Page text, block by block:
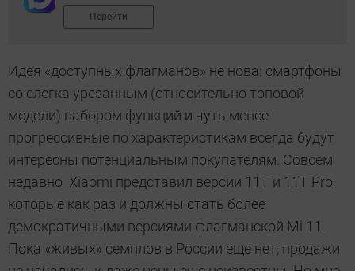
Перейти
Идея «доступных флагманов» не нова: смартфоны
со слегка урезанным (относительно топовой
модели) набором функций и чуть менее
прогрессивные по характеристикам всегда будут
интересны потенциальным покупателям. Совсем
недавно Xiaomi представил версии 11T и 11T Pro,
которые как раз и должны стать более
демократичными версиями флагманской Mi 11.
Пока «живых» семплов в России еще нет, продажи